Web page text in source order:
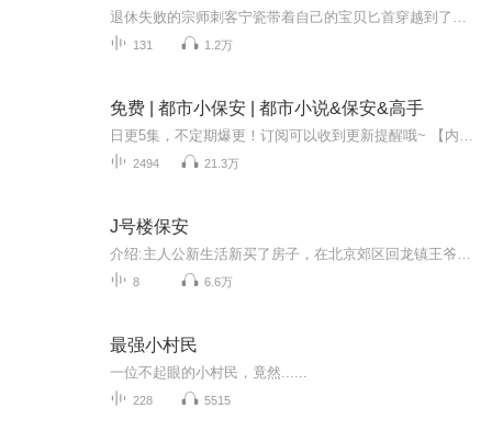
131 1.2万
免费 | 都市小保安 | 都市小说&保安&高手
2494 21.3万
J号楼保安
8 6.6万
最强小村民
一位不起眼的小村民，竟然......
228 5515